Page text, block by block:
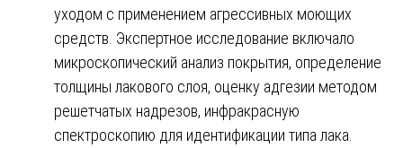
уходом с применением агрессивных моющих
средств. Экспертное исследование включало
микроскопический анализ покрытия, определение
толщины лакового слоя, оценку адгезии методом
решетчатых надрезов, инфракрасную
спектроскопию для идентификации типа лака.